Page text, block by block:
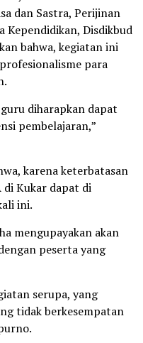
dan Sastra, Perijinan
Kependidikan, Disdikbud
bahwa, kegiatan ini
para
diharapkan dapat
pembelajaran,”
karena keterbatasan
di Kukar dapat di
ini.
mengupayakan akan
peserta yang
serupa, yang
tidak berkesempatan